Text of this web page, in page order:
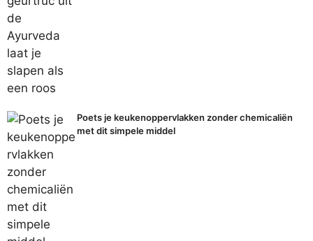
Poets je keukenoppervlakken zonder chemicaliën
met dit simpele middel